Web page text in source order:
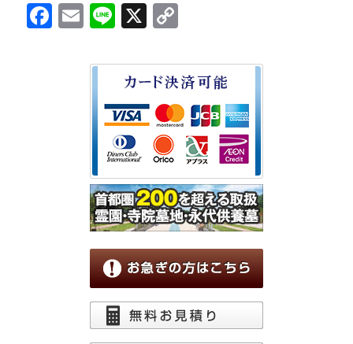
Facebook
EmailLine
X